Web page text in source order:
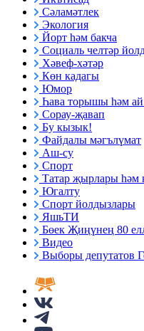
Сәламәтлек
Экология
Йорт һәм бакча
Социаль челтәр
Хәвеф-хәтәр
Көн кадагы
Юмор
Һава торышы һәм ай
Сорау-җавап
Бу кызык!
Файдалы мәгълүмат
Аш-су
Спорт
Татар җырлары һәм
Югалту
Спорт йолдызлары
ЯшьТИ
Бөек Җиңүнең 80
Видео
Выборы депутатов